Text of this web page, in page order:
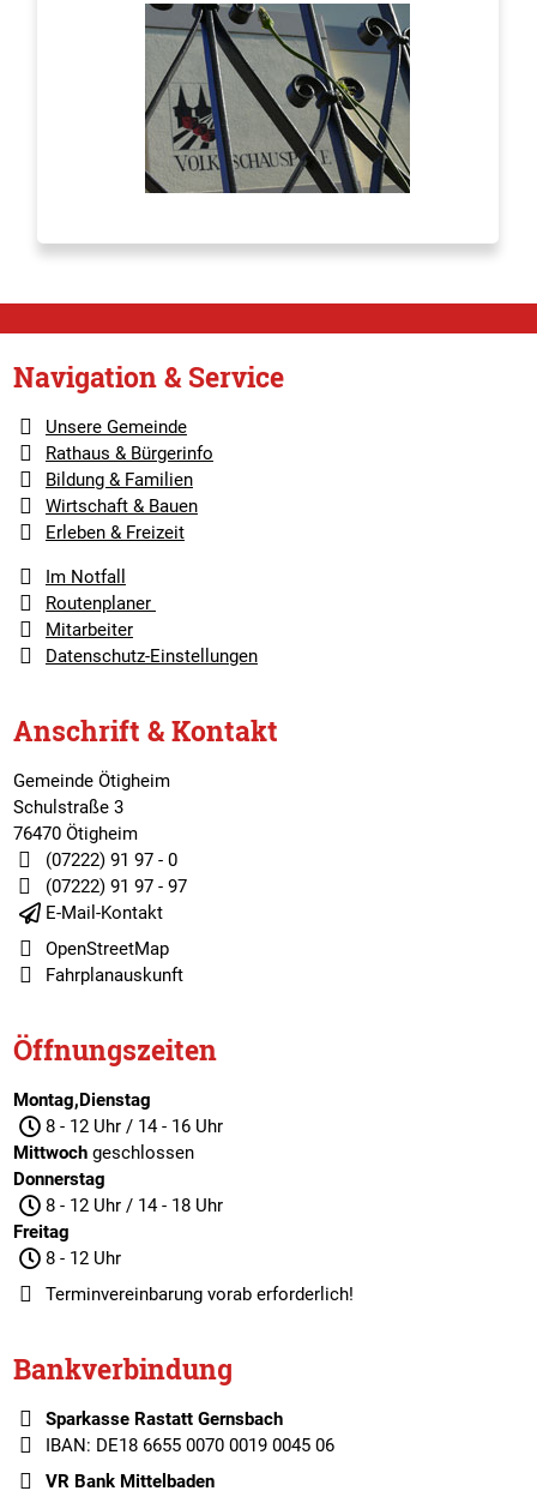
Navigation & Service
Unsere Gemeinde
Rathaus & Bürgerinfo
Bildung & Familien
Wirtschaft & Bauen
Erleben & Freizeit
Im Notfall
Routenplaner
Mitarbeiter
Datenschutz-Einstellungen
Anschrift & Kontakt
Gemeinde Ötigheim
Schulstraße 3
76470 Ötigheim
(07222) 91 97 - 0
(07222) 91 97 - 97
E-Mail-Kontakt
OpenStreetMap
Fahrplanauskunft
Öffnungszeiten
Montag,Dienstag
8 - 12 Uhr / 14 - 16 Uhr
Mittwochgeschlossen
Donnerstag
8 - 12 Uhr / 14 - 18 Uhr
Freitag
8 - 12 Uhr
Terminvereinbarungvorab erforderlich!
Bankverbindung
Sparkasse Rastatt Gernsbach
IBAN: DE18 6655 0070 0019 0045 06
VR Bank Mittelbaden